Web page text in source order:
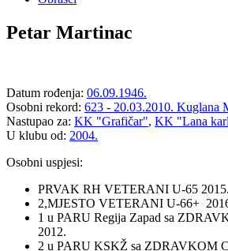
Petar Martinac
Datum rođenja: 06.09.1946.
Osobni rekord: 623 - 20.03.2010. Kuglana
Nastupao za: KK "Grafičar", KK "Lana
U klubu od: 2004.
Osobni uspjesi:
PRVAK RH VETERANI U-65 2015.
2,MJESTO VETERANI U-66+
1 u PARU Regija Zapad sa
2012.
2 u PARU KSKŽ sa ZDRAVKOM